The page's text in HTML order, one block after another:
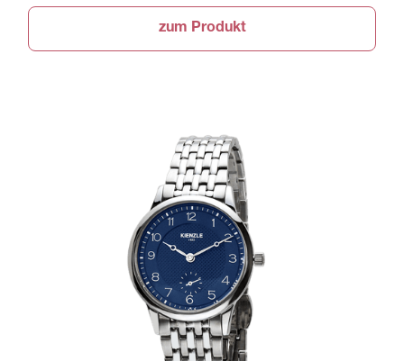
zum Produkt